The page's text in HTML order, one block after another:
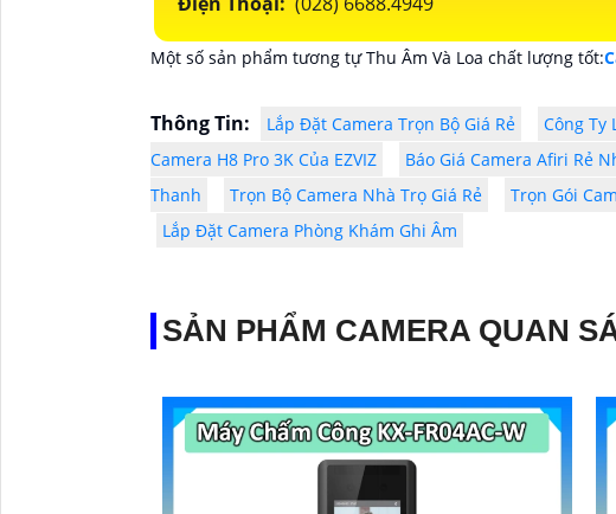
Một số sản phẩm tương tự Thu Âm Và Loa chất lượng tốt:
Thông Tin: Lắp Đặt Camera Trọn Bộ Giá Rẻ Công Ty
Camera H8 Pro 3K Của EZVIZ
Báo Giá Camera Afiri Rẻ
Thanh
Trọn Bộ Camera Nhà Trọ Giá Rẻ Trọn Gói
Lắp Đặt Camera Phòng Khám Ghi Âm
SẢN PHẨM CAMERA QUAN